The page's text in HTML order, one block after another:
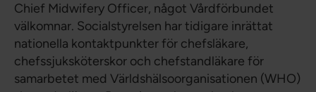
Chief Midwifery Officer, något Vårdförbundet
välkomnar. Socialstyrelsen har tidigare inrättat
nationella kontaktpunkter för chefsläkare,
chefssjuksköterskor och chefstandläkare för
samarbetet med Världshälsoorganisationen (WHO)